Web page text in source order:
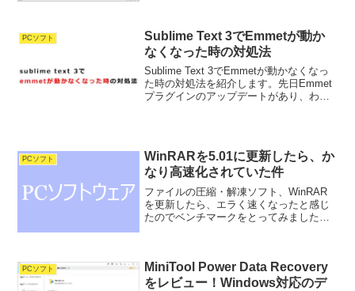
PCソフト
Sublime Text 3でEmmetが動か
なくなった時の対処法
Sublime Text 3でEmmetが動かなくなっ
た時の対処法を紹介します。先日Emmet
プラグインのアップデートがあり、わた
PCソフト
WinRARを5.01に更新したら、か
なり高速化されていた件
ファイルの圧縮・解凍ソフト、WinRAR
を更新したら、エラく速くなったと感じ
たのでベンチマークをとってみました。
PCソフト
MiniTool Power Data Recovery
をレビュー！Windows対応のデ